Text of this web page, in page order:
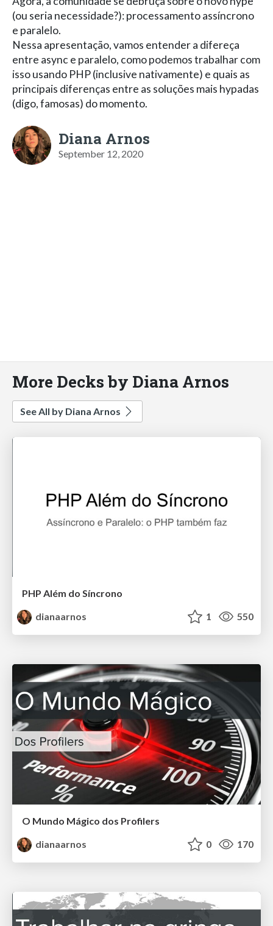
(ou seria necessidade?): processamento assíncrono
e paralelo.
Nessa apresentação, vamos entender a difereça
entre async e paralelo, como podemos trabalhar com
isso usando PHP (inclusive nativamente) e quais as
principais diferenças entre as soluções mais hypadas
(digo, famosas) do momento.
Diana Arnos
September 12, 2020
More Decks by Diana Arnos
See All by Diana Arnos
PHP Além do Síncrono
dianaarnos
1 550
O Mundo Mágico dos Profilers
dianaarnos
0 170